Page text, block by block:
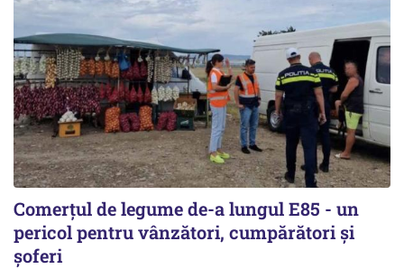
Comerțul de legume de-a lungul E85 - un
pericol pentru vânzători, cumpărători și
șoferi